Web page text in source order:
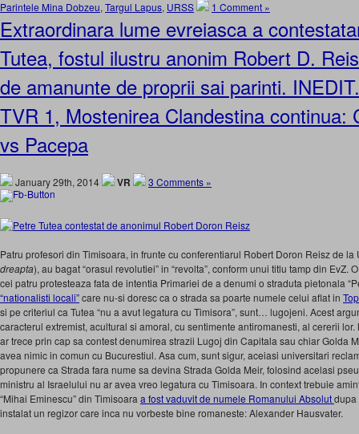
Parintele Mina Dobzeu, Targul Lapus, URSS 1 Comment »
Extraordinara lume evreiasca a
Tutea, fostul ilustru anonim Robert D.
de amanunte de proprii sai parinti.
TVR 1, Mostenirea Clandestina continua:
vs Pacepa
January 29th, 2014 VR 3 Comments »
Patru profesori din Timisoara, in frunte cu conferentiarul Robert Doron Reisz de la
dreapta), au bagat “orasul revolutiei” in “revolta”, conform unui titlu tamp din EvZ.
cei patru protesteaza fata de intentia Primariei de a denumi o straduta pietonala
“nationalisti locali”care nu-si doresc ca o strada sa poarte numele celui aflat in
si pe criteriul ca Tutea “nu a avut legatura cu Timisora”, sunt… lugojeni. Acest
caracterul extremist, acultural si amoral, cu sentimente antiromanesti, al cererii
ar trece prin cap sa contest denumirea strazii Lugoj din Capitala sau chiar Golda
avea nimic in comun cu Bucurestiul. Asa cum, sunt sigur, aceiasi universitari
propunere ca Strada fara nume sa devina Strada Golda Meir, folosind acelasi
ministru al Israelului nu ar avea vreo legatura cu Timisoara. In context trebuie
“Mihai Eminescu” din Timisoara a fost vaduvit de numele Romanului Absolutdupa
instalat un regizor care inca nu vorbeste bine romaneste: Alexander Hausvater.